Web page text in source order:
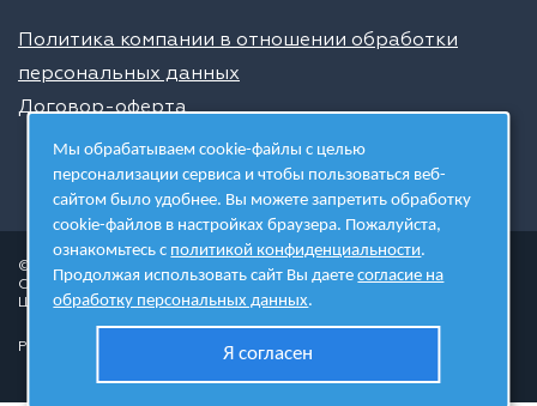
Политика компании в отношении обработки
персональных данных
Договор-оферта
© 2026 ШЦТ
Сеть центров молодёжного инновационного творчества
Школа цифровых технологий
Разработано в студии
Мы обрабатываем cookie-файлы с целью
персонализации сервиса и чтобы пользоваться веб-
сайтом было удобнее. Вы можете запретить обработку
cookie-файлов в настройках браузера. Пожалуйста,
ознакомьтесь с политикой конфиденциальности.
Продолжая использовать сайт Вы даетесогласие на
обработку персональных данных.
Я согласен